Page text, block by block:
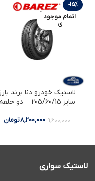
-15%
اتمام موجود
ی
لاستیک خودرو دنا برند بارز
سایز 205/60/15 – دو حلقه
9,600,000
8,200,000تومان
لاستیک سواری